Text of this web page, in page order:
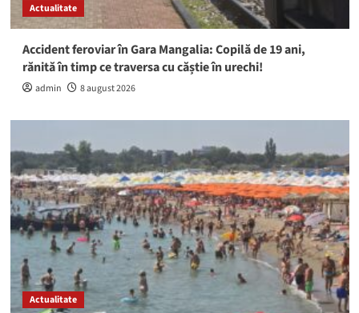
Actualitate
Accident feroviar în Gara Mangalia: Copilă de 19 ani,
rănită în timp ce traversa cu căștie în urechi!
admin 8 august 2026
Actualitate